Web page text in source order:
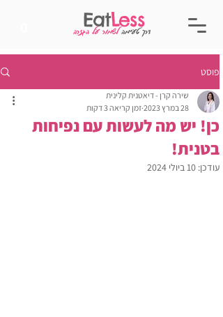
EatLess
דרך טעימהלשמור על הגזרה
פוסט
כן! יש מה לעשות עם נפיחות
בטנית!
שירה קרן - דיאטנית קלינית
28 במרץ 2023
זמן קריאה 3 דקות
עודכן: 10 ביולי 2024